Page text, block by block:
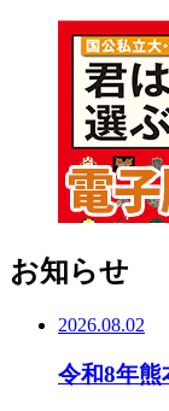
お知らせ
2026.08.02
令和8年熊